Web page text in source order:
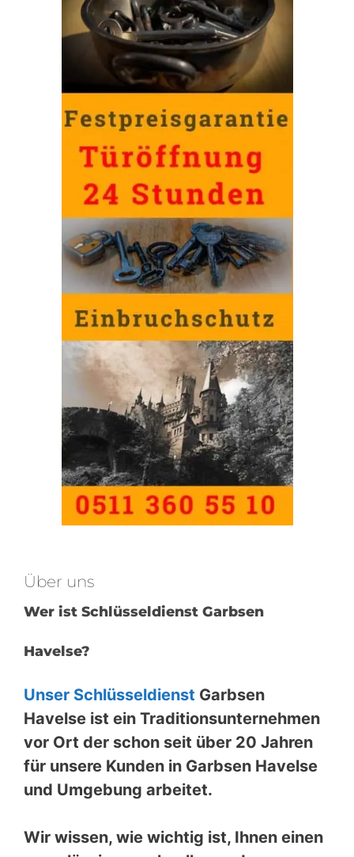
Über uns
Wer ist Schlüsseldienst Garbsen
Havelse?
Unser Schlüsseldienst Garbsen
Havelse ist ein Traditionsunternehmen
vor Ort der schon seit über 20 Jahren
für unsere Kunden in Garbsen Havelse
und Umgebung arbeitet.
Wir wissen, wie wichtig ist, Ihnen einen